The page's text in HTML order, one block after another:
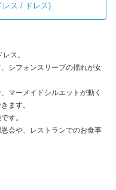
ス / ドレス)
ス。
シフォンスリーブの揺れが女
マーメイドシルエットが動く
ます。
す。
会や、レストランでのお食事